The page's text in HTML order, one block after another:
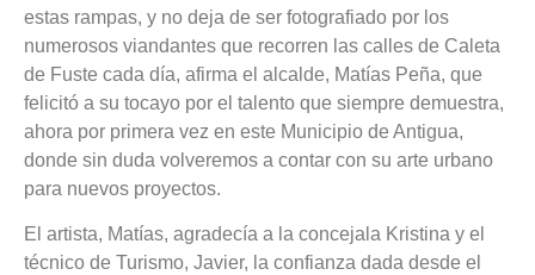
estas rampas, y no deja de ser fotografiado por los
numerosos viandantes que recorren las calles de Caleta
de Fuste cada día, afirma el alcalde, Matías Peña, que
felicitó a su tocayo por el talento que siempre demuestra,
ahora por primera vez en este Municipio de Antigua,
donde sin duda volveremos a contar con su arte urbano
para nuevos proyectos.
El artista, Matías, agradecía a la concejala Kristina y el
técnico de Turismo, Javier, la confianza dada desde el